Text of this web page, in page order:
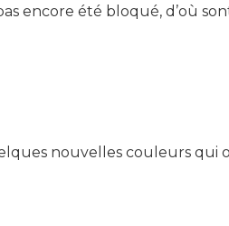
encore été bloqué, d’où
nouvelles couleurs qui